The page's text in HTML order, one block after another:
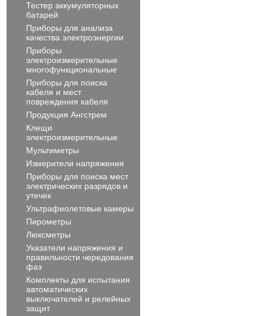
Тестер аккумуляторных
батарей
Приборы для анализа
качества электроэнергии
Приборы
электроизмерительные
многофункциональные
Приборы для поиска
кабеля и мест
повреждения кабеля
Продукция Ангстрем
Клещи
электроизмерительные
Мультиметры
Измерители напряжения
Приборы для поиска мест
электрических разрядов и
утечек
Ультрафиолетовые камеры
Пирометры
Люксметры
Указатели напряжения и
правильности чередования
фаз
Комплекты для испытания
автоматических
выключателей и релейных
защит